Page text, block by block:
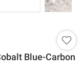
Blue-Carbon